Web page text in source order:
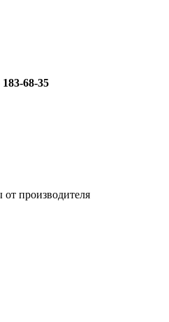
68-35
производителя